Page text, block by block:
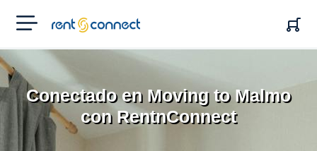
RENT'N
CONNECT
Conectado en Moving to Malmo
con RentnConnect